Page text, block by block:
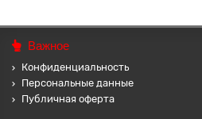
Важное
Конфиденциальность
Персональные данные
Публичная оферта